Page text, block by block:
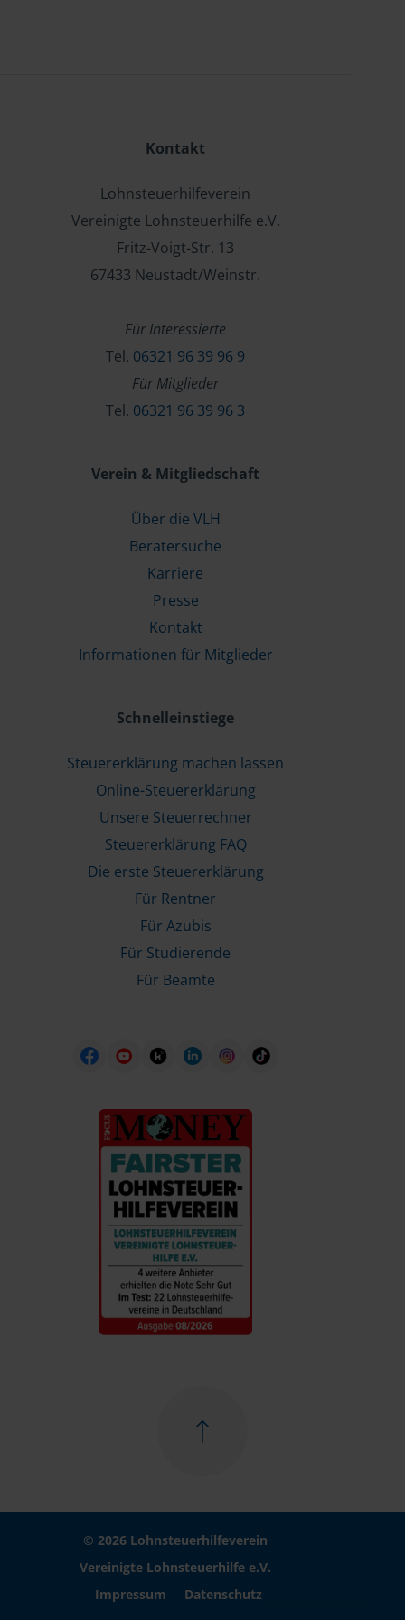
Kontakt
Lohnsteuerhilfeverein
Vereinigte Lohnsteuerhilfe e.V.
Fritz-Voigt-Str. 13
67433 Neustadt/Weinstr.
Für Interessierte
Tel. 06321 96 39 96 9
Für Mitglieder
Tel. 06321 96 39 96 3
Verein & Mitgliedschaft
Über die VLH
Beratersuche
Karriere
Presse
Kontakt
Informationen für Mitglieder
Schnelleinstiege
Steuererklärung machen lassen
Online-Steuererklärung
Unsere Steuerrechner
Steuererklärung FAQ
Die erste Steuererklärung
Für Rentner
Für Azubis
Für Studierende
Für Beamte
© 2026 Lohnsteuerhilfeverein
Vereinigte Lohnsteuerhilfe e.V.
Impressum
Datenschutz